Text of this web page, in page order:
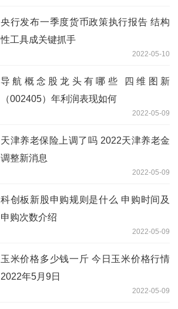
央行发布一季度货币政策执行报告 结构
性工具成关键抓手
2022-05-10
导航概念股龙头有哪些 四维图新
（002405）年利润表现如何
2022-05-09
天津养老保险上调了吗 2022天津养老金
调整新消息
2022-05-09
科创板新股申购规则是什么 申购时间及
申购次数介绍
2022-05-09
玉米价格多少钱一斤 今日玉米价格行情
2022年5月9日
2022-05-09